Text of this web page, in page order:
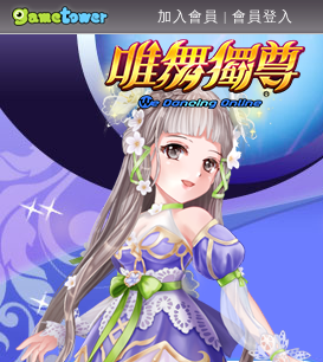
加入會員 | 會員登入